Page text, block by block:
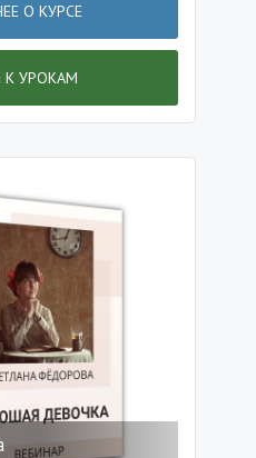
О КУРСЕ
К УРОКАМ